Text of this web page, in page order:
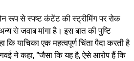
रूप से स्पष्ट कंटेंट की स्ट्रीमिंग पर रोक
से जवाब मांगा है। इस बात की पुष्टि
याचिका एक महत्वपूर्ण चिंता पैदा करती है
गवई ने कहा, “जैसा कि यह है, ऐसे आरोप हैं कि